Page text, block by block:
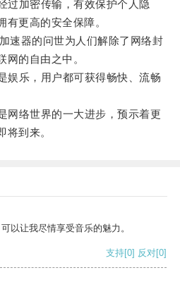
加密传输，有效保护个人隐
有更高的安全保障。
器的问世为人们解除了网络封
网的自由之中。
乐，用户都可获得畅快、流畅
络世界的一大进步，预示着更
将到来。
以让我尽情享受音乐的魅力。
支持[0] 反对[0]